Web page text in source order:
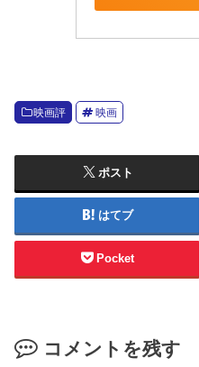
映画評 映画
ポスト
はてブ
Pocket
コメントを残す